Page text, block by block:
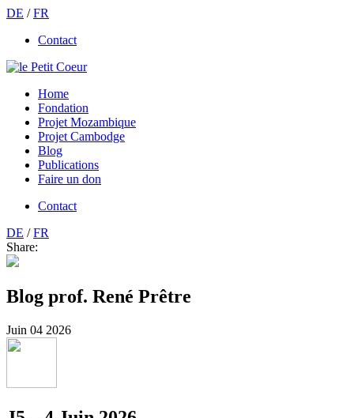
DE /FR
Contact
Home
Fondation
Projet Mozambique
Projet Cambodge
Blog
Publications
Faire un don
Contact
DE /FR
Share:
Blog prof. René Prêtre
Juin 04 2026